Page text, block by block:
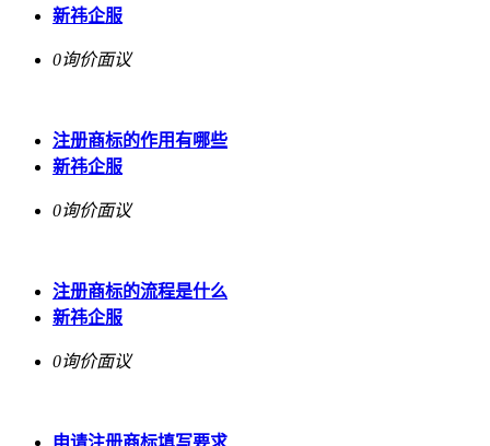
新祎企服
0询价面议
注册商标的作用有哪些
新祎企服
0询价面议
注册商标的流程是什么
新祎企服
0询价面议
申请注册商标填写要求